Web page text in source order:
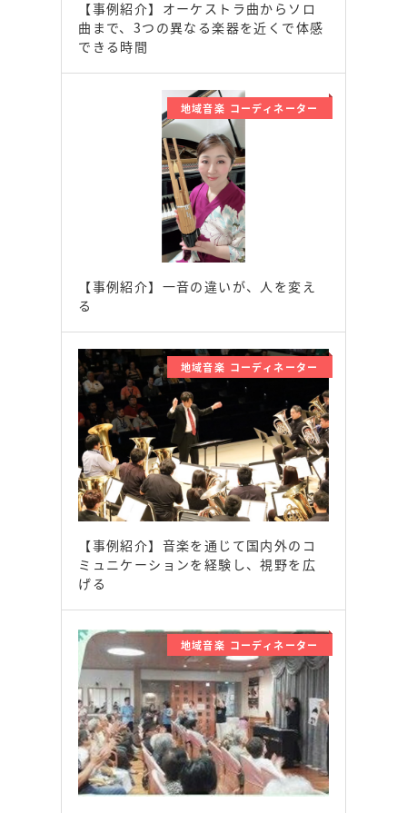
【事例紹介】オーケストラ曲からソロ
曲まで、3つの異なる楽器を近くで体感
できる時間
地域音楽 コーディネーター
【事例紹介】一音の違いが、人を変え
る
地域音楽 コーディネーター
【事例紹介】音楽を通じて国内外のコ
ミュニケーションを経験し、視野を広
げる
地域音楽 コーディネーター